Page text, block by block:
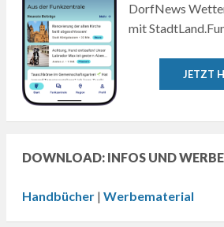
DorfNews
mit
JETZT
DOWNLOAD: INFOS UND
Handbücher| Werbematerial